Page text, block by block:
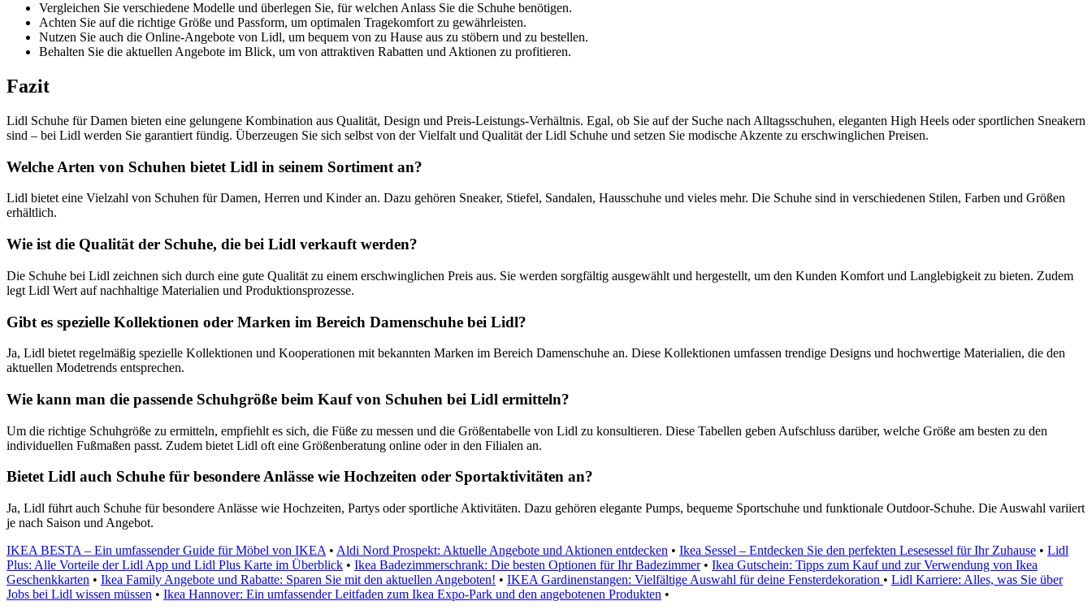
Vergleichen Sie verschiedene Modelle und überlegen Sie, für welchen Anlass Sie die Schuhe benötigen.
Achten Sie auf die richtige Größe und Passform, um optimalen Tragekomfort zu gewährleisten.
Nutzen Sie auch die Online-Angebote von Lidl, um bequem von zu Hause aus zu stöbern und zu bestellen.
Behalten Sie die aktuellen Angebote im Blick, um von attraktiven Rabatten und Aktionen zu profitieren.
Fazit
Lidl Schuhe für Damen bieten eine gelungene Kombination aus Qualität, Design und Preis-Leistungs-Verhältnis. Egal, ob Sie auf der Suche nach Alltagsschuhen, eleganten High Heels oder sportlichen Sneakern
sind – bei Lidl werden Sie garantiert fündig. Überzeugen Sie sich selbst von der Vielfalt und Qualität der Lidl Schuhe und setzen Sie modische Akzente zu erschwinglichen Preisen.
Welche Arten von Schuhen bietet Lidl in seinem Sortiment an?
Lidl bietet eine Vielzahl von Schuhen für Damen, Herren und Kinder an. Dazu gehören Sneaker, Stiefel, Sandalen, Hausschuhe und vieles mehr. Die Schuhe sind in verschiedenen Stilen, Farben und Größen
erhältlich.
Wie ist die Qualität der Schuhe, die bei Lidl verkauft werden?
Die Schuhe bei Lidl zeichnen sich durch eine gute Qualität zu einem erschwinglichen Preis aus. Sie werden sorgfältig ausgewählt und hergestellt, um den Kunden Komfort und Langlebigkeit zu bieten. Zudem
legt Lidl Wert auf nachhaltige Materialien und Produktionsprozesse.
Gibt es spezielle Kollektionen oder Marken im Bereich Damenschuhe bei Lidl?
Ja, Lidl bietet regelmäßig spezielle Kollektionen und Kooperationen mit bekannten Marken im Bereich Damenschuhe an. Diese Kollektionen umfassen trendige Designs und hochwertige Materialien, die den
aktuellen Modetrends entsprechen.
Wie kann man die passende Schuhgröße beim Kauf von Schuhen bei Lidl ermitteln?
Um die richtige Schuhgröße zu ermitteln, empfiehlt es sich, die Füße zu messen und die Größentabelle von Lidl zu konsultieren. Diese Tabellen geben Aufschluss darüber, welche Größe am besten zu den
individuellen Fußmaßen passt. Zudem bietet Lidl oft eine Größenberatung online oder in den Filialen an.
Bietet Lidl auch Schuhe für besondere Anlässe wie Hochzeiten oder Sportaktivitäten an?
Ja, Lidl führt auch Schuhe für besondere Anlässe wie Hochzeiten, Partys oder sportliche Aktivitäten. Dazu gehören elegante Pumps, bequeme Sportschuhe und funktionale Outdoor-Schuhe. Die Auswahl variiert
je nach Saison und Angebot.
IKEA BESTA – Ein umfassender Guide für Möbel von IKEA • Aldi Nord Prospekt: Aktuelle Angebote und Aktionen entdecken • Ikea Sessel – Entdecken Sie den perfekten Lesesessel für Ihr Zuhause • Lidl
Plus: Alle Vorteile der Lidl App und Lidl Plus Karte im Überblick • Ikea Badezimmerschrank: Die besten Optionen für Ihr Badezimmer• Ikea Gutschein: Tipps zum Kauf und zur Verwendung von Ikea
Geschenkkarten • Ikea Family Angebote und Rabatte: Sparen Sie mit den aktuellen Angeboten! • IKEA Gardinenstangen: Vielfältige Auswahl für deine Fensterdekoration • Lidl Karriere: Alles, was Sie über
Jobs bei Lidl wissen müssen • Ikea Hannover: Ein umfassender Leitfaden zum Ikea Expo-Park und den angebotenen Produkten •